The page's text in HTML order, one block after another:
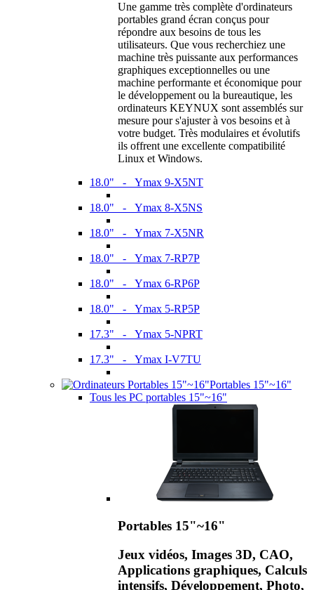
Une gamme très complète d'ordinateurs
portables grand écran conçus pour
répondre aux besoins de tous les
utilisateurs. Que vous recherchiez une
machine très puissante aux performances
graphiques exceptionnelles ou une
machine performante et économique pour
le développement ou la bureautique, les
ordinateurs KEYNUX sont assemblés sur
mesure pour s'ajuster à vos besoins et à
votre budget. Très modulaires et évolutifs
ils offrent une excellente compatibilité
Linux et Windows.
18.0" - Ymax 9-X5NT
18.0" - Ymax 8-X5NS
18.0" - Ymax 7-X5NR
18.0" - Ymax 7-RP7P
18.0" - Ymax 6-RP6P
18.0" - Ymax 5-RP5P
17.3" - Ymax 5-NPRT
17.3" - Ymax I-V7TU
Portables 15"~16"
Tous les PC portables 15"~16"
Portables 15"~16"
Jeux vidéos, Images 3D, CAO,
Applications graphiques, Calculs
intensifs, Développement, Photo,